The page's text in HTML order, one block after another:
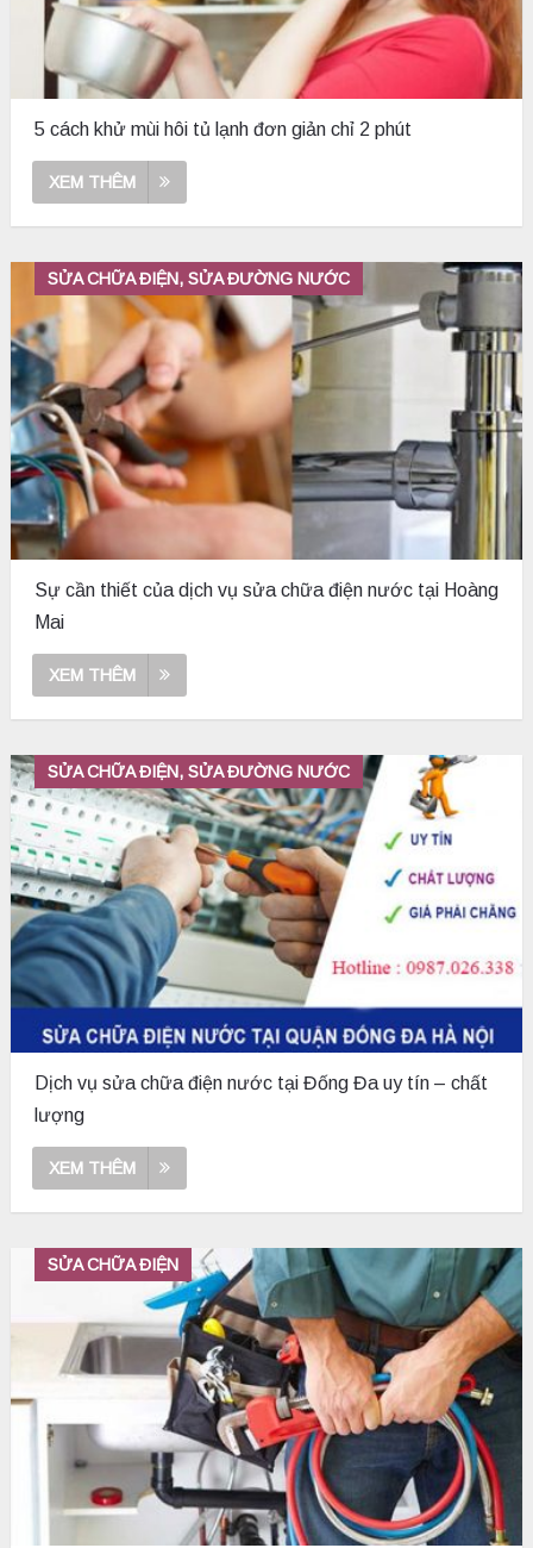
5 cách khử mùi hôi tủ lạnh đơn giản chỉ 2 phút
XEM THÊM
SỬA CHỮA ĐIỆN, SỬA ĐƯỜNG NƯỚC
Sự cần thiết của dịch vụ sửa chữa điện nước tại Hoàng
Mai
XEM THÊM
SỬA CHỮA ĐIỆN, SỬA ĐƯỜNG NƯỚC
Dịch vụ sửa chữa điện nước tại Đống Đa uy tín – chất
lượng
XEM THÊM
SỬA CHỮA ĐIỆN